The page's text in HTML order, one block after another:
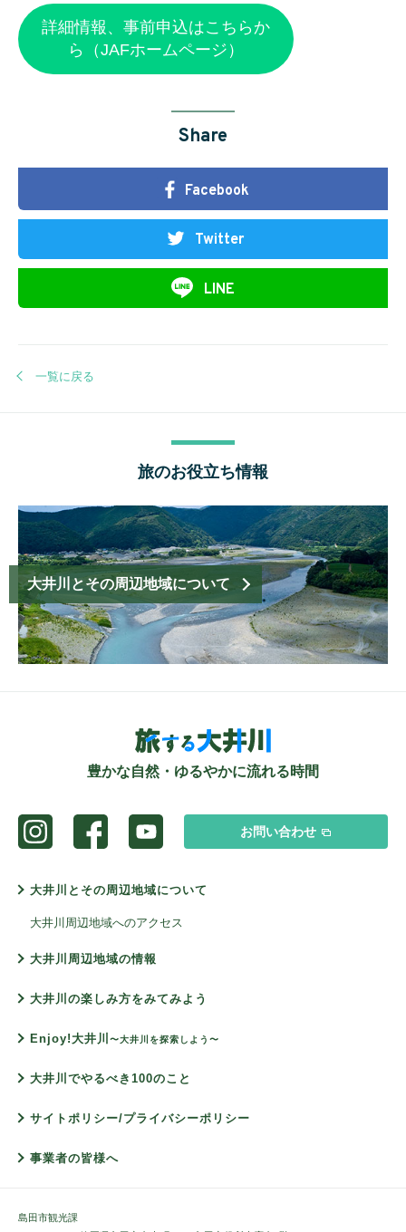
詳細情報、事前申込はこちらか
ら（JAFホームページ）
Share
Facebook
Twitter
LINE
一覧に戻る
旅のお役立ち情報
大井川とその周辺地域について
豊かな自然・ゆるやかに流れる時間
お問い合わせ
大井川とその周辺地域について
大井川周辺地域へのアクセス
大井川周辺地域の情報
大井川の楽しみ方をみてみよう
Enjoy!大井川 〜大井川を探索しよう〜
大井川でやるべき100のこと
サイトポリシー/プライバシーポリシー
事業者の皆様へ
島田市観光課